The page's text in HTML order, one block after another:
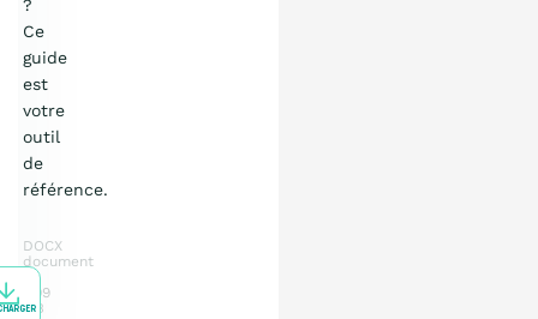
?
Ce
guide
est
votre
outil
de
référence.
DOCX
document
7.09
MB